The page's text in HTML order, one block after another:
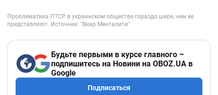
Будьте первыми в курсе главного –
подпишитесь на Новини на OBOZ.UA в
Google
Подписаться